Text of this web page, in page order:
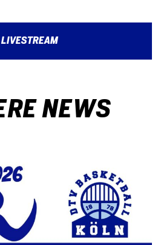
LIVESTREAM
NEWS